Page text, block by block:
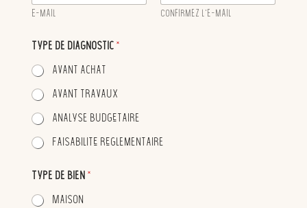
T
p
e
E-mail Confirmez l’e-mail
Type de diagnostic *
Avant achat
Avant travaux
Analyse budgétaire
Faisabilité réglementaire
Type de bien *
Maison